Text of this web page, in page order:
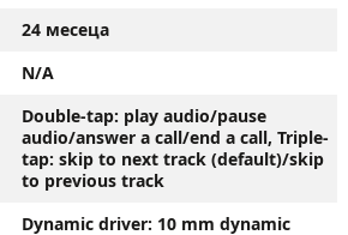
24 месеца
N/A
Double-tap: play audio/pause
audio/answer a call/end a call, Triple-
tap: skip to next track (default)/skip
to previous track
Dynamic driver: 10 mm dynamic